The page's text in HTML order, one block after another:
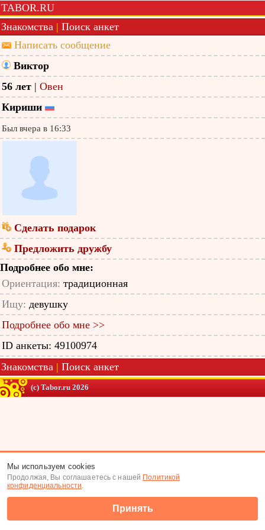
TABOR.RU
Знакомства | Поиск анкет
Написать сообщение
Виктор
56 лет | Овен
Кириши
Был вчера в 16:33
Сделать подарок
Предложить дружбу
Подробнее обо мне:
Ориентация: традиционная
Ищу: девушку
Подробнее обо мне >>
ID анкеты: 49100974
Знакомства | Поиск анкет
(c) Tabor.ru 2026
Мы используем cookies
Продолжая, Вы соглашаетесь с нашей Политикой
конфиденциальности.
Принять